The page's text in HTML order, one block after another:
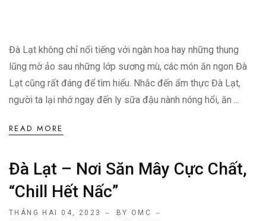
Đà Lạt không chỉ nổi tiếng với ngàn hoa hay những thung
lũng mờ ảo sau những lớp sương mù, các món ăn ngon Đà
Lạt cũng rất đáng để tìm hiểu. Nhắc đến ẩm thực Đà Lạt,
người ta lại nhớ ngay đến ly sữa đậu nành nóng hổi, ăn ...
READ MORE
Đà Lạt – Nơi Săn Mây Cực Chất,
“chill Hết Nấc”
THÁNG HAI 04, 2023
BY OMC